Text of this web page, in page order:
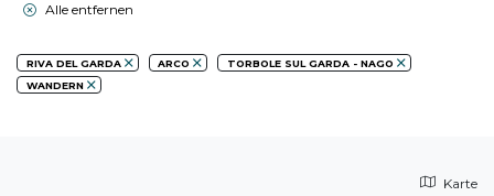
Alle entfernen
RIVA DEL GARDA ARCO
TORBOLE SUL GARDA - NAGO
WANDERN
Karte